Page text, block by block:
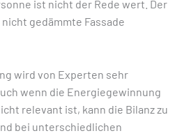
ist nicht der Rede wert. Der
gedämmte Fassade
wird von Experten sehr
wenn die Energiegewinnung
relevant ist, kann die Bilanz zu
bei unterschiedlichen